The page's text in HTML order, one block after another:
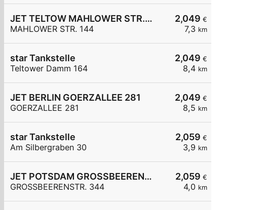
2,049 €
7,3 km
JET TELTOW MAHLOWER STR. 144
MAHLOWER STR. 144
2,049 €
8,4 km
star Tankstelle
Teltower Damm 164
2,049 €
8,5 km
JET BERLIN GOERZALLEE 281
GOERZALLEE 281
2,059 €
3,9 km
star Tankstelle
Am Silbergraben 30
2,059 €
4,0 km
JET POTSDAM GROSSBEERENSTR. 344
GROSSBEERENSTR. 344